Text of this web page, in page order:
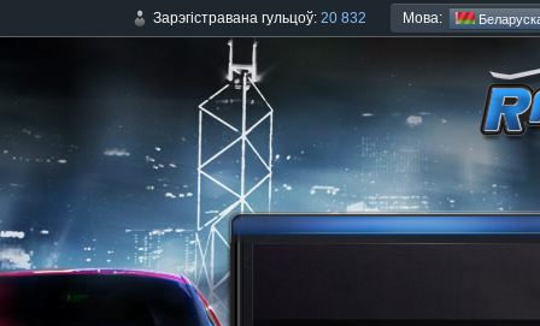
Зарэгістравана гульцоў: 20 832 Мова: